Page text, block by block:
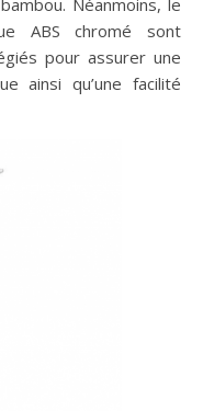
Néanmoins, le
ABS chromé sont
pour assurer une
ainsi qu’une facilité